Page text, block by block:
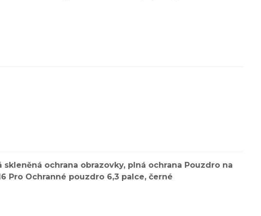
ochrana obrazovky, plná ochrana Pouzdro na
Ochranné pouzdro 6,3 palce, černé